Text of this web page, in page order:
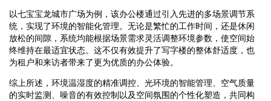
以七宝宝龙城市广场为例，该办公楼通过引入先进的多场景调节系
统，实现了环境的智能化管理。无论是繁忙的工作时间，还是休闲
放松的间隙，系统均能根据场景需求灵活调整环境参数，使空间始
终维持在最适宜状态。这不仅有效提升了写字楼的整体舒适度，也
为租户和来访者带来了更为优质的办公体验。
综上所述，环境温湿度的精准调控、光环境的智能管理、空气质量
的实时监测、噪音的有效控制以及空间氛围的个性化塑造，共同构